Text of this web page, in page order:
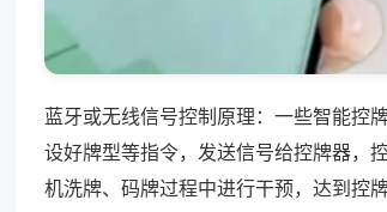
蓝牙或无线信号控制原理：一些智能控
设好牌型等指令，发送信号给控牌器，
机洗牌、码牌过程中进行干预，达到控牌